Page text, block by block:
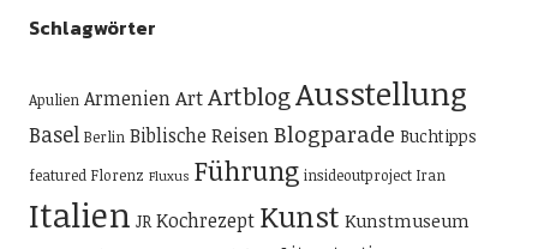
Schlagwörter
Apulien ArmenienArtArtblogAusstellung
Basel Berlin Biblische ReisenBlogparade Buchtipps
featured Florenz Fluxus Führung insideoutproject Iran
Italien JR Kochrezept Kunst Kunstmuseum